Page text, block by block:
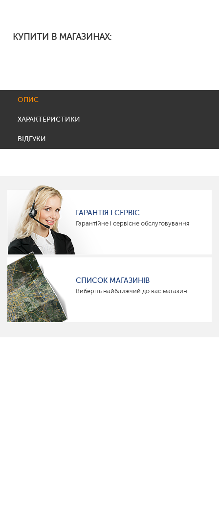
КУПИТИ В МАГАЗИНАХ:
ОПИС
ХАРАКТЕРИСТИКИ
ВІДГУКИ
ГАРАНТІЯ І СЕРВІС
Гарантійне і сервісне обслуговування
СПИСОК МАГАЗИНІВ
Виберіть найближчий до вас магазин